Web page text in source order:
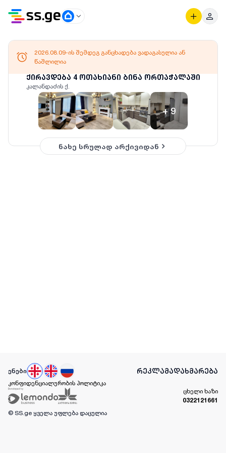
ქირავდება 4 ოთახიანი ბინა ორთაჭალაში
კალანდაძის ქ.
+9
2026.08.09-ის შემდეგ განცხადება ვადაგასულია ან
წაშლილია
ნახე სრულად არქივიდან
ენები რეკლამადახმარება
კონფიდენციალურობის პოლიტიკა
ცხელი ხაზი
0322121661
© SS.ge ყველა უფლება დაცულია